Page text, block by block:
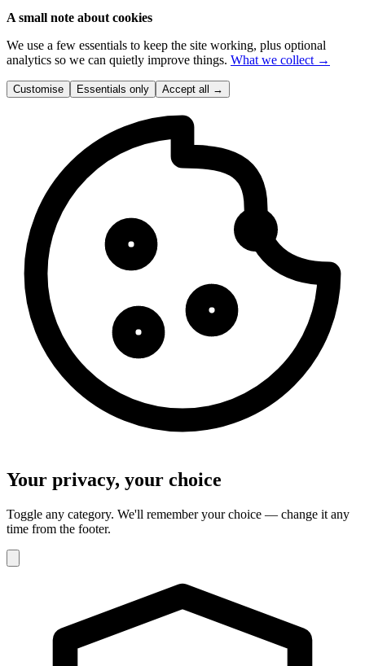
A small note about cookies
We use a few essentials to keep the site working, plus optional
analytics so we can quietly improve things. What we collect →
Customise Essentials only Accept all →
Your privacy, your choice
Toggle any category. We'll remember your choice — change it any
time from the footer.